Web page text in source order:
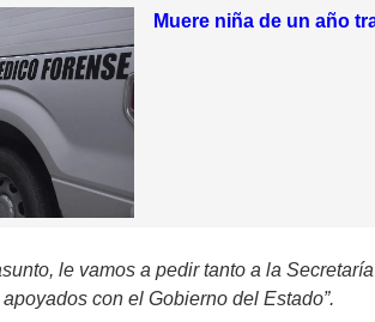
Muere niña de un año
le vamos a pedir tanto a la
con el Gobierno del Estado”.